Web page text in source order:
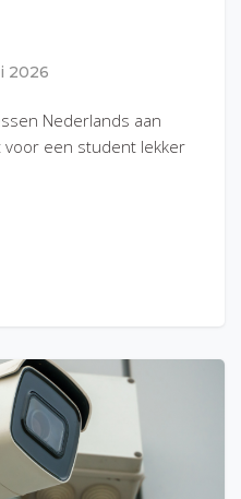
2026
Nederlands aan
voor een student lekker